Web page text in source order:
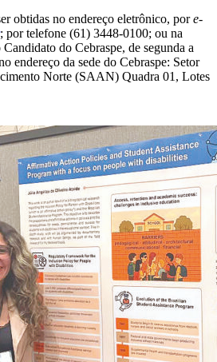
obtidas no endereço eletrônico, pore-
; por telefone (61) 3448-0100; ou na
do Cebraspe, de segunda a
endereço da sede do Cebraspe: Setor
Norte (SAAN) Quadra 01, Lotes